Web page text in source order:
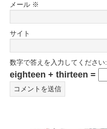
メール ※
サイト
数字で答えを入力してください:
eighteen + thirteen =